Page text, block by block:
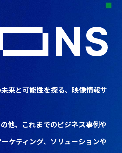
来と可能性を探る、映像情報サ
他、これまでのビジネス事例や
ケティング、ソリューションや